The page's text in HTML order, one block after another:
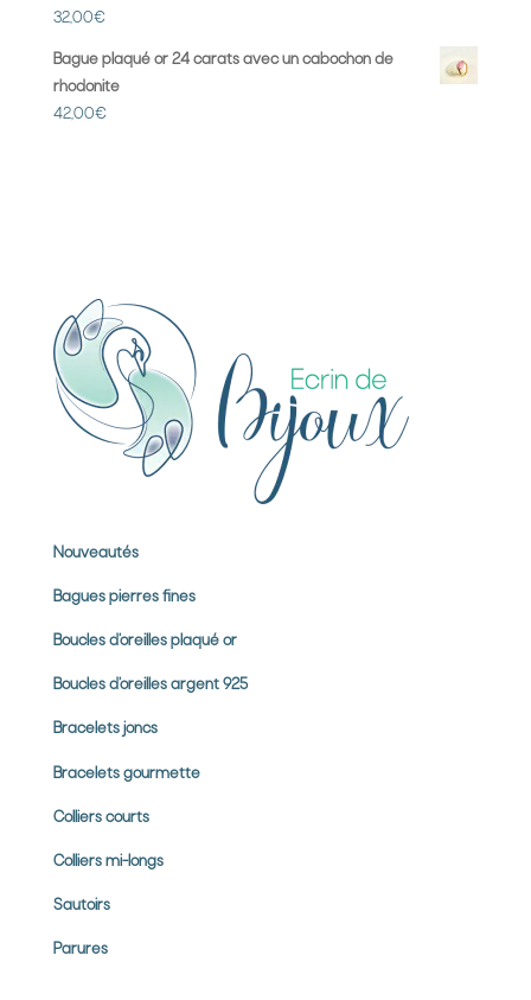
32,00€
Bague plaqué or 24 carats avec un cabochon de
rhodonite
42,00€
Nouveautés
Bagues pierres fines
Boucles d’oreilles plaqué or
Boucles d’oreilles argent 925
Bracelets joncs
Bracelets gourmette
Colliers courts
Colliers mi-longs
Sautoirs
Parures